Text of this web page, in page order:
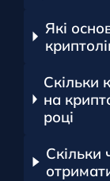
Які
Скільки
на
році
Скільки